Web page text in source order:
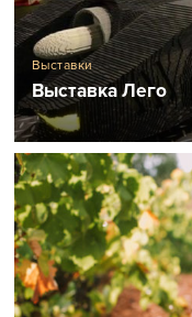
Выставки
Выставка Лего